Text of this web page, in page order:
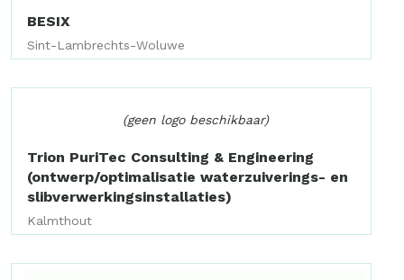
BESIX
Sint-Lambrechts-Woluwe
(geen logo beschikbaar)
Trion PuriTec Consulting & Engineering
(ontwerp/optimalisatie waterzuiverings- en
slibverwerkingsinstallaties)
Kalmthout